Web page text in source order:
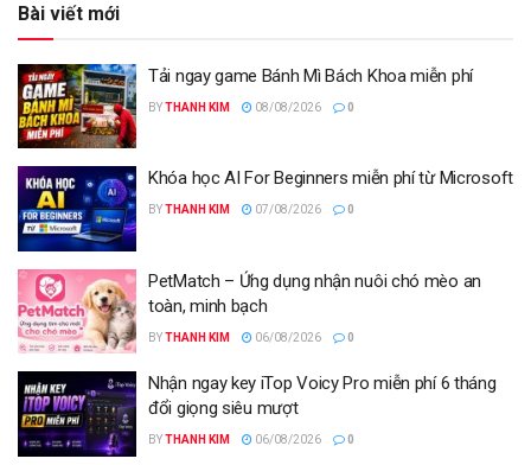
Bài viết mới
Tải ngay game Bánh Mì Bách Khoa miễn phí
BYTHANH KIM 08/08/2026 0
Khóa học AI For Beginners miễn phí từ Microsoft
BYTHANH KIM 07/08/2026 0
PetMatch – Ứng dụng nhận nuôi chó mèo an
toàn, minh bạch
BYTHANH KIM 06/08/2026 0
Nhận ngay key iTop Voicy Pro miễn phí 6 tháng
đổi giọng siêu mượt
BYTHANH KIM 06/08/2026 0